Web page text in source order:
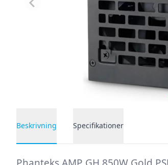
Beskrivning Specifikationer